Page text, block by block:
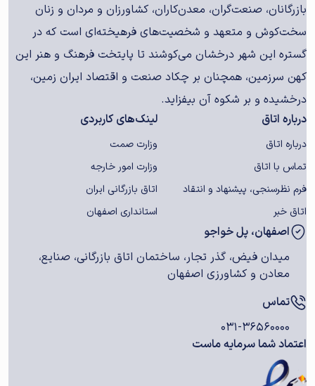
بازرگانان، صنعت‌گران، معدن‌کاران، کشاورزان و مردان و زنان
سخت‌کوش و متعهد و شخصیت‌های فرهیخته‌ای است که در
گستره این شهر درخشان می‌کوشند تا پایتخت فرهنگ و هنر این
کهن سرزمین، همچنان بر چکاد صنعت و اقتصاد ایران زمین،
درخشیده و بر شکوه آن بیفزاید.
درباره اتاق
درباره اتاق
تماس با اتاق
فرم نظرسنجی، پیشنهاد و انتقاد
اتاق خبر
لینک‌های کاربردی
وزارت صمت
وزارت امور خارجه
اتاق بازرگانی ایران
استانداری اصفهان
اصفهان، پل خواجو
میدان فیض، گذر تجار، ساختمان اتاق بازرگانی، صنایع،
معادن و کشاورزی اصفهان
تماس
۰۳۱-۳۶۵۶۰۰۰۰
اعتماد شما سرمایه ماست